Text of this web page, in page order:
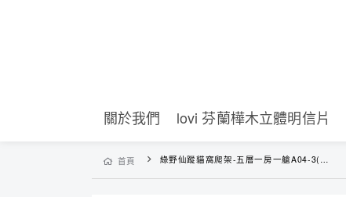
關於我們 lovi 芬蘭樺木立體明信片
首頁 綠野仙蹤貓窩爬架-五層一房一艙A04-3(現貨)